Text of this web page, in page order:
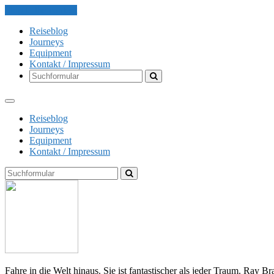
Reiseblog
Journeys
Equipment
Kontakt / Impressum
Search
Reiseblog
Journeys
Equipment
Kontakt / Impressum
Search
Fahre in die Welt hinaus. Sie ist fantastischer als jeder Traum. Ray